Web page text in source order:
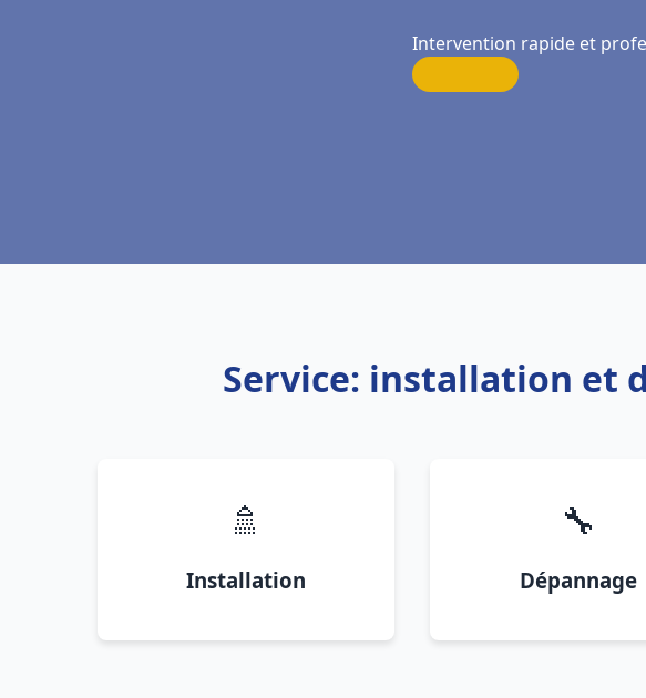
Intervention rapide et
Service: installation et
🚿
Installation
🔧
Dépannage